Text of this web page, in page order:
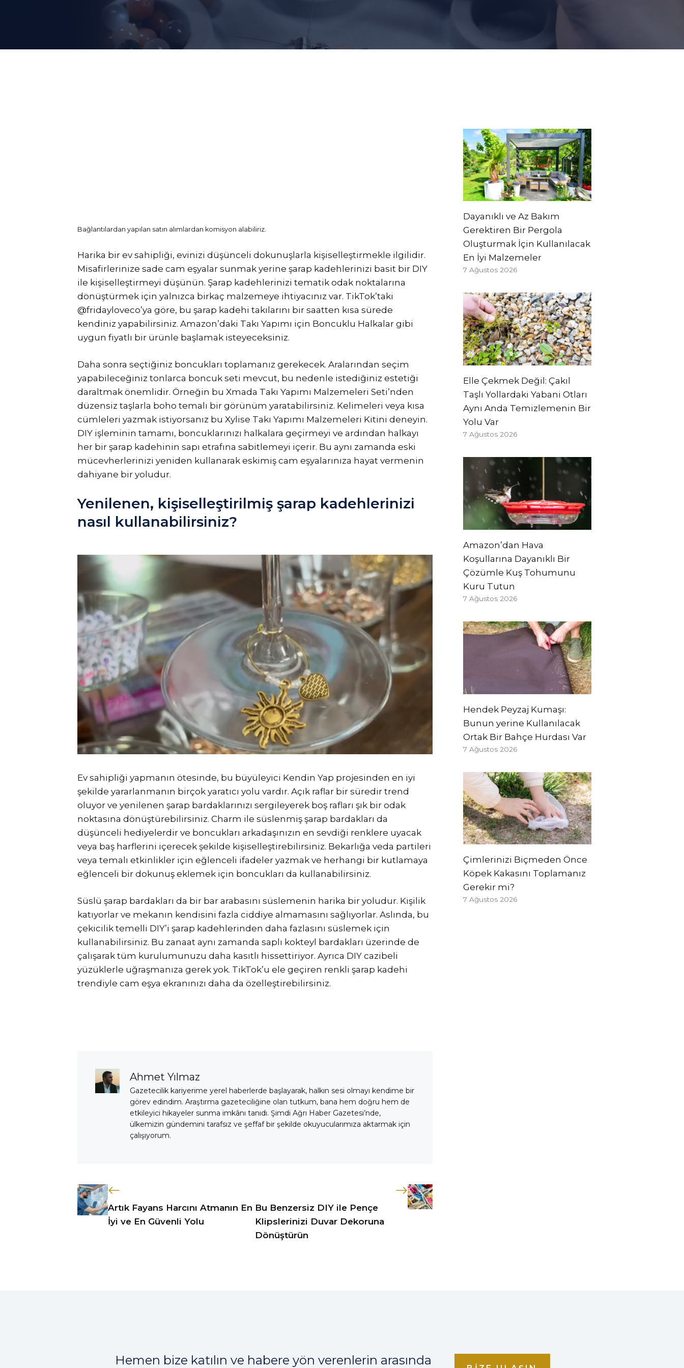
Bağlantılardan yapılan satın alımlardan komisyon alabiliriz.
Harika bir ev sahipliği, evinizi düşünceli dokunuşlarla kişiselleştirmekle ilgilidir.
Misafirlerinize sade cam eşyalar sunmak yerine şarap kadehlerinizi basit bir DIY
ile kişiselleştirmeyi düşünün. Şarap kadehlerinizi tematik odak noktalarına
dönüştürmek için yalnızca birkaç malzemeye ihtiyacınız var. TikTok’taki
@fridayloveco’ya göre, bu şarap kadehi takılarını bir saatten kısa sürede
kendiniz yapabilirsiniz. Amazon’daki Takı Yapımı için Boncuklu Halkalar gibi
uygun fiyatlı bir ürünle başlamak isteyeceksiniz.
Daha sonra seçtiğiniz boncukları toplamanız gerekecek. Aralarından seçim
yapabileceğiniz tonlarca boncuk seti mevcut, bu nedenle istediğiniz estetiği
daraltmak önemlidir. Örneğin bu Xmada Takı Yapımı Malzemeleri Seti’nden
düzensiz taşlarla boho temalı bir görünüm yaratabilirsiniz. Kelimeleri veya kısa
cümleleri yazmak istiyorsanız bu Xylise Takı Yapımı Malzemeleri Kitini deneyin.
DIY işleminin tamamı, boncuklarınızı halkalara geçirmeyi ve ardından halkayı
her bir şarap kadehinin sapı etrafına sabitlemeyi içerir. Bu aynı zamanda eski
mücevherlerinizi yeniden kullanarak eskimiş cam eşyalarınıza hayat vermenin
dahiyane bir yoludur.
Yenilenen, kişiselleştirilmiş şarap kadehlerinizi
nasıl kullanabilirsiniz?
Ev sahipliği yapmanın ötesinde, bu büyüleyici Kendin Yap projesinden en iyi
şekilde yararlanmanın birçok yaratıcı yolu vardır. Açık raflar bir süredir trend
oluyor ve yenilenen şarap bardaklarınızı sergileyerek boş rafları şık bir odak
noktasına dönüştürebilirsiniz. Charm ile süslenmiş şarap bardakları da
düşünceli hediyelerdir ve boncukları arkadaşınızın en sevdiği renklere uyacak
veya baş harflerini içerecek şekilde kişiselleştirebilirsiniz. Bekarlığa veda partileri
veya temalı etkinlikler için eğlenceli ifadeler yazmak ve herhangi bir kutlamaya
eğlenceli bir dokunuş eklemek için boncukları da kullanabilirsiniz.
Süslü şarap bardakları da bir bar arabasını süslemenin harika bir yoludur. Kişilik
katıyorlar ve mekanın kendisini fazla ciddiye almamasını sağlıyorlar. Aslında, bu
çekicilik temelli DIY’i şarap kadehlerinden daha fazlasını süslemek için
kullanabilirsiniz. Bu zanaat aynı zamanda saplı kokteyl bardakları üzerinde de
çalışarak tüm kurulumunuzu daha kasıtlı hissettiriyor. Ayrıca DIY cazibeli
yüzüklerle uğraşmanıza gerek yok. TikTok’u ele geçiren renkli şarap kadehi
trendiyle cam eşya ekranınızı daha da özelleştirebilirsiniz.
Ahmet Yılmaz
Gazetecilik kariyerime yerel haberlerde başlayarak, halkın sesi olmayı kendime bir
görev edindim. Araştırma gazeteciliğine olan tutkum, bana hem doğru hem de
etkileyici hikayeler sunma imkânı tanıdı. Şimdi Ağrı Haber Gazetesi’nde,
ülkemizin gündemini tarafsız ve şeffaf bir şekilde okuyucularımıza aktarmak için
çalışıyorum.
Artık Fayans Harcını Atmanın En
İyi ve En Güvenli Yolu
Bu Benzersiz DIY ile Pençe
Klipslerinizi Duvar Dekoruna
Dönüştürün
Dayanıklı ve Az Bakım
Gerektiren Bir Pergola
Oluşturmak İçin Kullanılacak
En İyi Malzemeler
7 Ağustos 2026
Elle Çekmek Değil: Çakıl
Taşlı Yollardaki Yabani Otları
Aynı Anda Temizlemenin Bir
Yolu Var
7 Ağustos 2026
Amazon’dan Hava
Koşullarına Dayanıklı Bir
Çözümle Kuş Tohumunu
Kuru Tutun
7 Ağustos 2026
Hendek Peyzaj Kumaşı:
Bunun yerine Kullanılacak
Ortak Bir Bahçe Hurdası Var
7 Ağustos 2026
Çimlerinizi Biçmeden Önce
Köpek Kakasını Toplamanız
Gerekir mi?
7 Ağustos 2026
Hemen bize katılın ve habere yön verenlerin arasında